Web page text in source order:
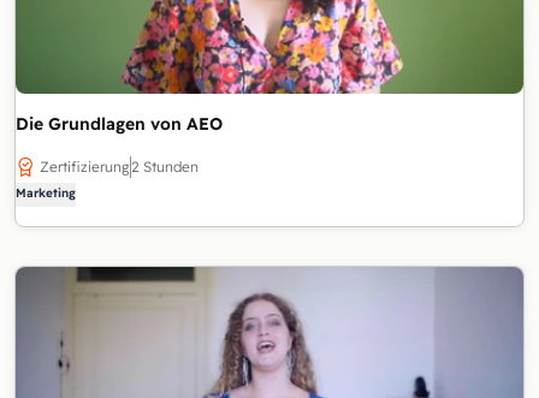
Die Grundlagen von AEO
Zertifizierung2 Stunden
Marketing